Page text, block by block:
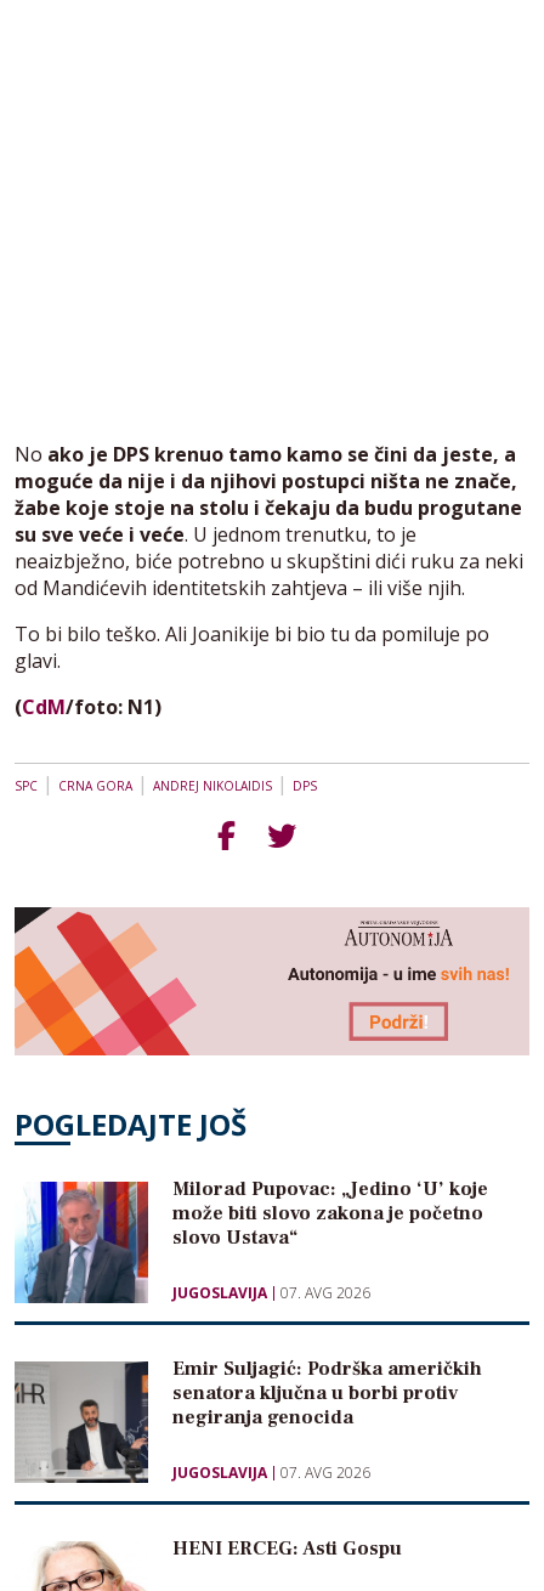
No ako je DPS krenuo tamo kamo se čini da jeste, a
moguće da nije i da njihovi postupci ništa ne znače,
žabe koje stoje na stolu i čekaju da budu progutane
su sve veće i veće. U jednom trenutku, to je
neaizbježno, biće potrebno u skupštini dići ruku za neki
od Mandićevih identitetskih zahtjeva – ili više njih.
To bi bilo teško. Ali Joanikije bi bio tu da pomiluje po
glavi.
(CdM/foto: N1)
SPC | CRNA GORA| ANDREJ NIKOLAIDIS | DPS
POGLEDAJTE JOŠ
Milorad Pupovac: „Jedino ‘U’ koje
može biti slovo zakona je početno
slovo Ustava“
JUGOSLAVIJA 07. AVG 2026
Emir Suljagić: Podrška američkih
senatora ključna u borbi protiv
negiranja genocida
JUGOSLAVIJA 07. AVG 2026
HENI ERCEG: Asti Gospu